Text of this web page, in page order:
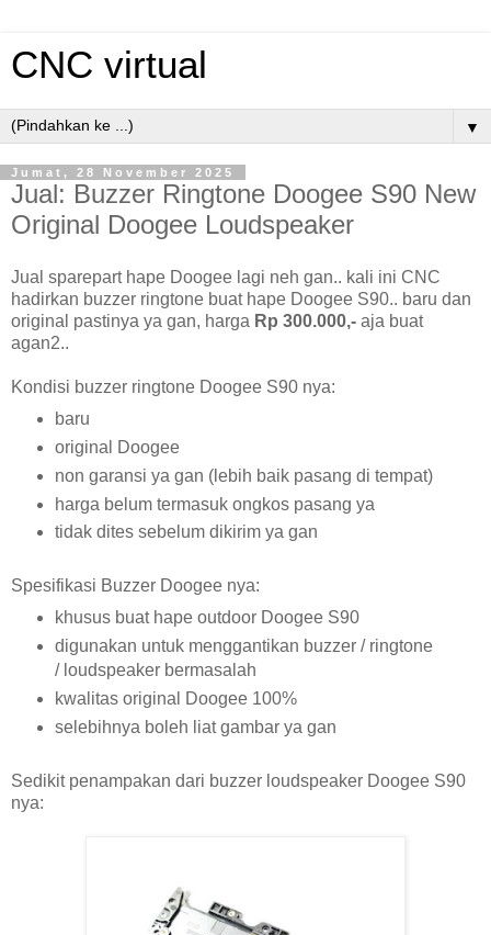
CNC virtual
▼
Jumat, 28 November 2025
Jual: Buzzer Ringtone Doogee S90 New
Original Doogee Loudspeaker
Jual sparepart hape Doogee lagi neh gan.. kali ini CNC
hadirkan buzzer ringtone buat hape Doogee S90.. baru dan
original pastinya ya gan, harga Rp 300.000,- aja buat
agan2..
Kondisi buzzer ringtone Doogee S90 nya:
baru
original Doogee
non garansi ya gan (lebih baik pasang di tempat)
harga belum termasuk ongkos pasang ya
tidak dites sebelum dikirim ya gan
Spesifikasi Buzzer Doogee nya:
khusus buat hape outdoor Doogee S90
digunakan untuk menggantikan buzzer / ringtone
/ loudspeaker bermasalah
kwalitas original Doogee 100%
selebihnya boleh liat gambar ya gan
Sedikit penampakan dari buzzer loudspeaker Doogee S90
nya: